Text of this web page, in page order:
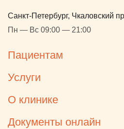
Санкт-Петербург, Чкаловский
Пн — Вс 09:00 — 21:00
Пациентам
Услуги
О клинике
Документы онлайн